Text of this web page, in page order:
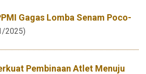
Gagas Lomba Senam Poco-
2025)
Pembinaan Atlet Menuju